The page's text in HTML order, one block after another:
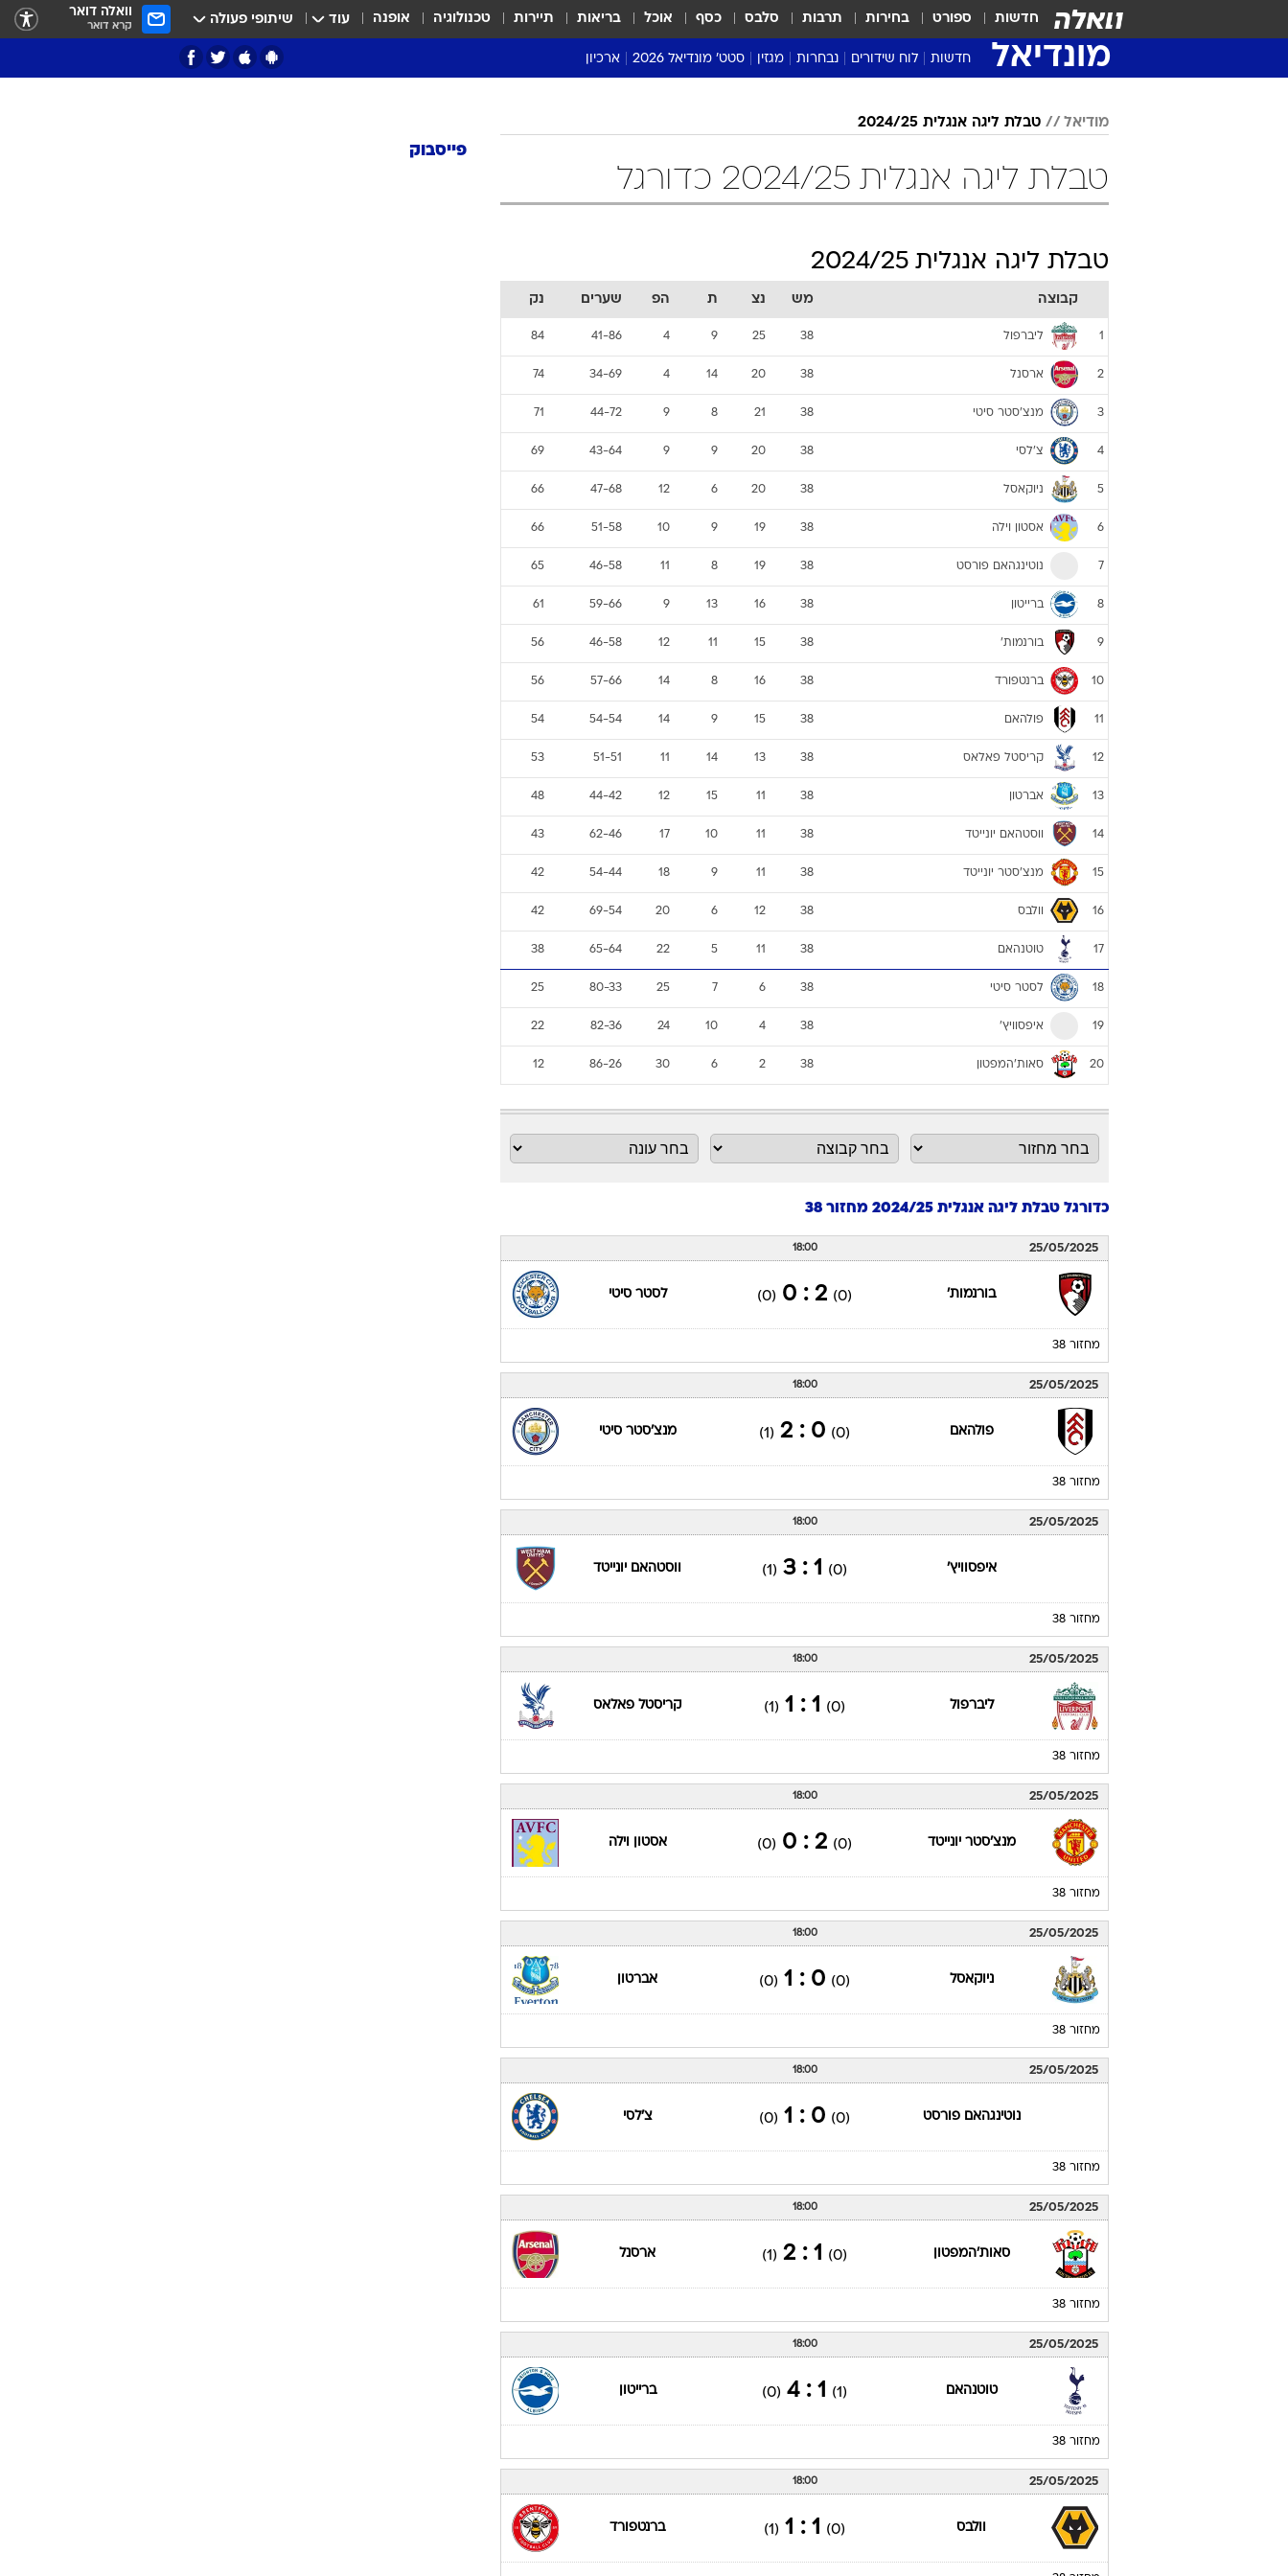
חדשות ספורט בחירות תרבות סלבס כסף אוכל בריאות תיירות טכנולוגיה אופנה עוד שיתופי פעולה וואלה דואר
קרא דואר
מונדיאל חדשות לוח שידורים נבחרות מגזין סטט' מונדיאל 2026 ארכיון
טבלת ליגה אנגלית 2024/25 כדורגל
טבלת ליגה אנגלית 2024/25
קבוצה מש נצ ת הפ שערים נק
1 ליברפול 38
25
9
4
41-86
84
2 ארסנל 38
20
14
4
34-69
74
3 מנצ'סטר סיטי 38
21
8
9
44-72
71
4 צ'לסי 38
20
9
9
43-64
69
5 ניוקאסל 38
20
6
12
47-68
66
6 אסטון וילה 38
19
9
10
51-58
66
7 נוטינגהאם פורסט 38
19
8
11
46-58
65
8 ברייטון 38
16
13
9
59-66
61
9 בורנמות' 38
15
11
12
46-58
56
10 ברנטפורד 38
16
8
14
57-66
56
11 פולהאם 38
15
9
14
54-54
54
12 קריסטל פאלאס 38
13
14
11
51-51
53
13 אברטון 38
11
15
12
44-42
48
14 ווסטהאם יונייטד 38
11
10
17
62-46
43
15 מנצ'סטר יונייטד 38
11
9
18
54-44
42
16 וולבס 38
12
6
20
69-54
42
17 טוטנהאם 38
11
5
22
65-64
38
18 לסטר סיטי 38
6
7
25
80-33
25
19 איפסוויץ' 38
4
10
24
82-36
22
20 סאות'המפטון 38
2
6
30
86-26
12
25/05/2025
18:00
2 : 0
מחזור 38
25/05/2025
18:00
0 : 2
מחזור 38
25/05/2025
18:00
1 : 3
מחזור 38
25/05/2025
18:00
1 : 1
מחזור 38
25/05/2025
18:00
2 : 0
מחזור 38
25/05/2025
18:00
0 : 1
מחזור 38
25/05/2025
18:00
0 : 1
מחזור 38
25/05/2025
18:00
1 : 2
מחזור 38
25/05/2025
18:00
1 : 4
מחזור 38
25/05/2025
18:00
1 : 1
מחזור 38